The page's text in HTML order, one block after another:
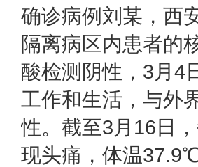
确诊病例刘某，西
隔离病区内患者的
酸检测阴性，3月4
工作和生活，与外
性。截至3月16日
现头痛，体温